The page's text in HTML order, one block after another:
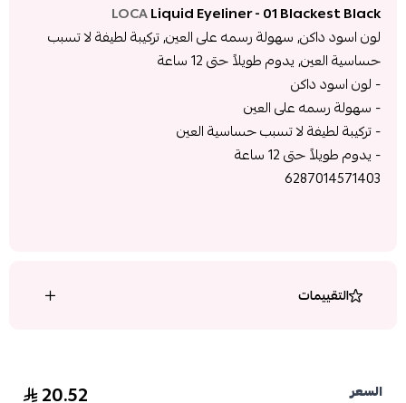
LOCALiquid Eyeliner - 01 Blackest Black
لون اسود داكن, سهولة رسمه على العين, تركيبة لطيفة لا تسبب
حساسية العين, يدوم طويلاً حتى 12 ساعة
- لون اسود داكن
- سهولة رسمه على العين
- تركيبة لطيفة لا تسبب حساسية العين
- يدوم طويلاً حتى 12 ساعة
6287014571403
التقييمات
السعر 20.52